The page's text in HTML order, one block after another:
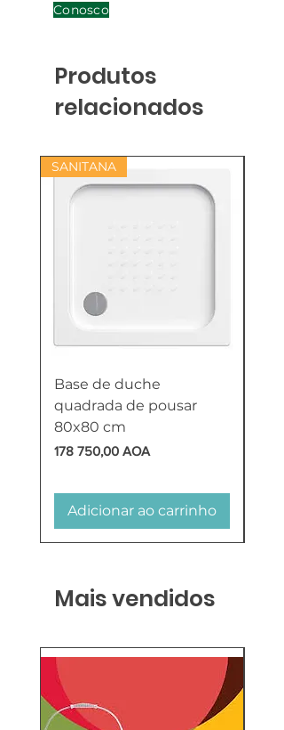
Conosco
Produtos
relacionados
SANITANA
Base de duche
quadrada de pousar
80x80 cm
Preço
178 750,00 AOA
Adicionar ao carrinho
Mais vendidos